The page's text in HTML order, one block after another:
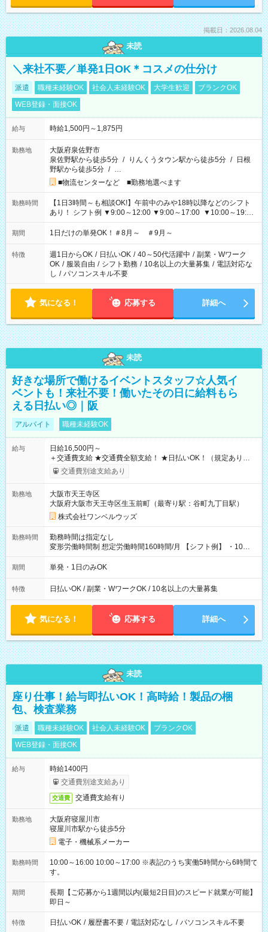
掲載日：2026.08.04
未読
＼来社不要／単発1日OK＊コスメの仕分け
派遣 職種未経験OK 社会人未経験OK 大学生歓迎
ブランクOK
WEB登録・面接OK
給与 時給1,500円～1,875円
勤務地
大阪府泉佐野市
泉佐野駅から徒歩5分 / りんくうタウン駅から徒歩5分 / 日根
野駅から徒歩5分 / …
■物流センターなど ■勤務地選べます
勤務時間
【1日3時間～も相談OK!】午前中のみや18時以降などのシフト
あり！ シフト例 ▼9:00～12:00 ▼9:00～17:00 ▼10:00～19:00
▼18:00～21:00
期間 1日だけの単発OK！＃8月～ ＃9月～
特徴 週1日からOK / 日払いOK / 40～50代活躍中 / 副業・Wワーク
OK / 服装自由 / シフト勤務 / 10名以上の大量募集 / 電話対応な
し / パソコンスキル不要
気になる！ 応募する 詳細へ
未読
好きな場所で働けるイベントスタッフ☆人気イ
ベントも！来社不要！働いたその日に給料もら
える日払い◎｜阪
アルバイト 職種未経験OK
給与
日給16,500円～
＋交通費支給 ★交通費全額支給！ ★日払いOK！（規定あり） ┗
働いたその日に現金GET♪ お仕事後はコンビニATMから 日払
交通費別途支給あり
勤務地
大阪市天王寺区
大阪府大阪市天王寺区生玉前町（最寄り駅：谷町九丁目駅）
株式会社ワンベルウッズ
勤務時間
勤務時間は指定なし
変形労働時間制 想定労働時間160時間/月 【シフト例】 ・10：
00～20：00
期間 単発・1日のみOK
特徴 日払いOK / 副業・WワークOK / 10名以上の大量募集
気になる！ 応募する 詳細へ
未読
座り仕事！給与即払いOK！高時給！製品の梱
包、検査業務
派遣 職種未経験OK 社会人未経験OK
ブランクOK
WEB登録・面接OK
給与
時給1400円
交通費別途支給あり
交通費 交通費支給有り
勤務地
大阪府寝屋川市
寝屋川市駅から徒歩5分
電子・機械系メーカー
勤務時間
10:00～16:00 10:00～17:00 ※表記のうち実働5時間から6時間で
す。
期間
長期【ご応募から1週間以内(最短2日目)のスピード就業が可能】
即日～
特徴 日払いOK / 履歴書不要 / 電話対応なし / パソコンスキル不要